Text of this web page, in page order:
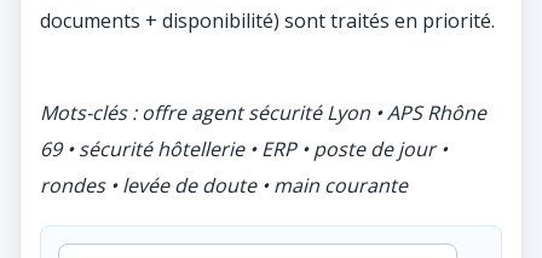
documents + disponibilité) sont traités en priorité.
Mots-clés : offre agent sécurité Lyon • APS Rhône
69 • sécurité hôtellerie • ERP • poste de jour •
rondes • levée de doute • main courante